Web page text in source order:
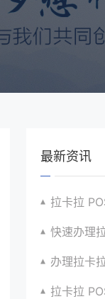
最新资讯
拉卡拉 POS
快速办理拉卡拉
办理拉卡拉
拉卡拉 POS 机办